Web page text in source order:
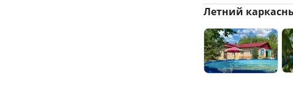
Летний